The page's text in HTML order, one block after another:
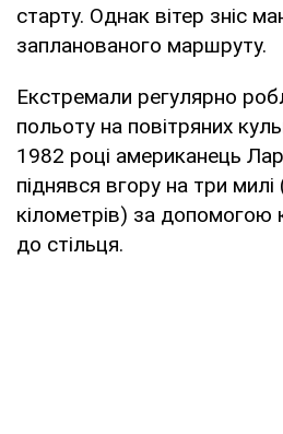
старту. Однак вітер зніс
запланованого маршруту.
Екстремали регулярно
польоту на повітряних
1982 році американець
піднявся вгору на три
кілометрів) за допомогою
до стільця.